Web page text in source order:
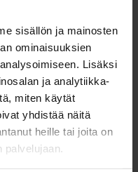
sisällön ja mainosten
ominaisuuksien
Lisäksi
ja analytiikka-
miten käytät
yhdistää näitä
heille tai joita on
palvelujaan.
sivun alkuun